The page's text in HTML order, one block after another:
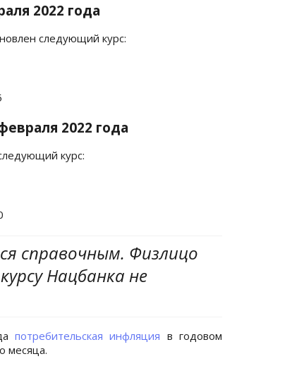
2022 года
следующий курс:
2022 года
курс:
справочным. Физлицо
Нацбанка не
потребительская инфляция в годовом
месяца.